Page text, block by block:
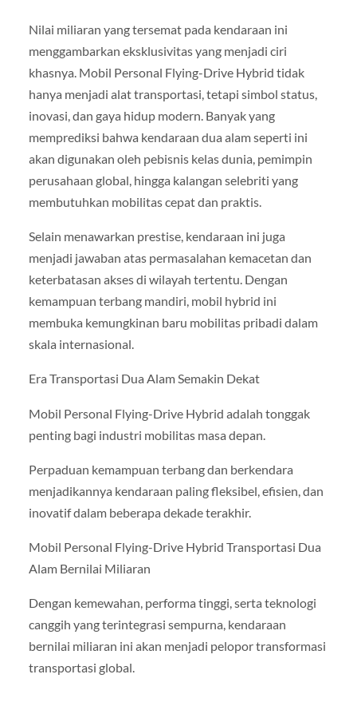
Nilai miliaran yang tersemat pada kendaraan ini
menggambarkan eksklusivitas yang menjadi ciri
khasnya. Mobil Personal Flying-Drive Hybrid tidak
hanya menjadi alat transportasi, tetapi simbol status,
inovasi, dan gaya hidup modern. Banyak yang
memprediksi bahwa kendaraan dua alam seperti ini
akan digunakan oleh pebisnis kelas dunia, pemimpin
perusahaan global, hingga kalangan selebriti yang
membutuhkan mobilitas cepat dan praktis.
Selain menawarkan prestise, kendaraan ini juga
menjadi jawaban atas permasalahan kemacetan dan
keterbatasan akses di wilayah tertentu. Dengan
kemampuan terbang mandiri, mobil hybrid ini
membuka kemungkinan baru mobilitas pribadi dalam
skala internasional.
Era Transportasi Dua Alam Semakin Dekat
Mobil Personal Flying-Drive Hybrid adalah tonggak
penting bagi industri mobilitas masa depan.
Perpaduan kemampuan terbang dan berkendara
menjadikannya kendaraan paling fleksibel, efisien, dan
inovatif dalam beberapa dekade terakhir.
Mobil Personal Flying-Drive Hybrid Transportasi Dua
Alam Bernilai Miliaran
Dengan kemewahan, performa tinggi, serta teknologi
canggih yang terintegrasi sempurna, kendaraan
bernilai miliaran ini akan menjadi pelopor transformasi
transportasi global.